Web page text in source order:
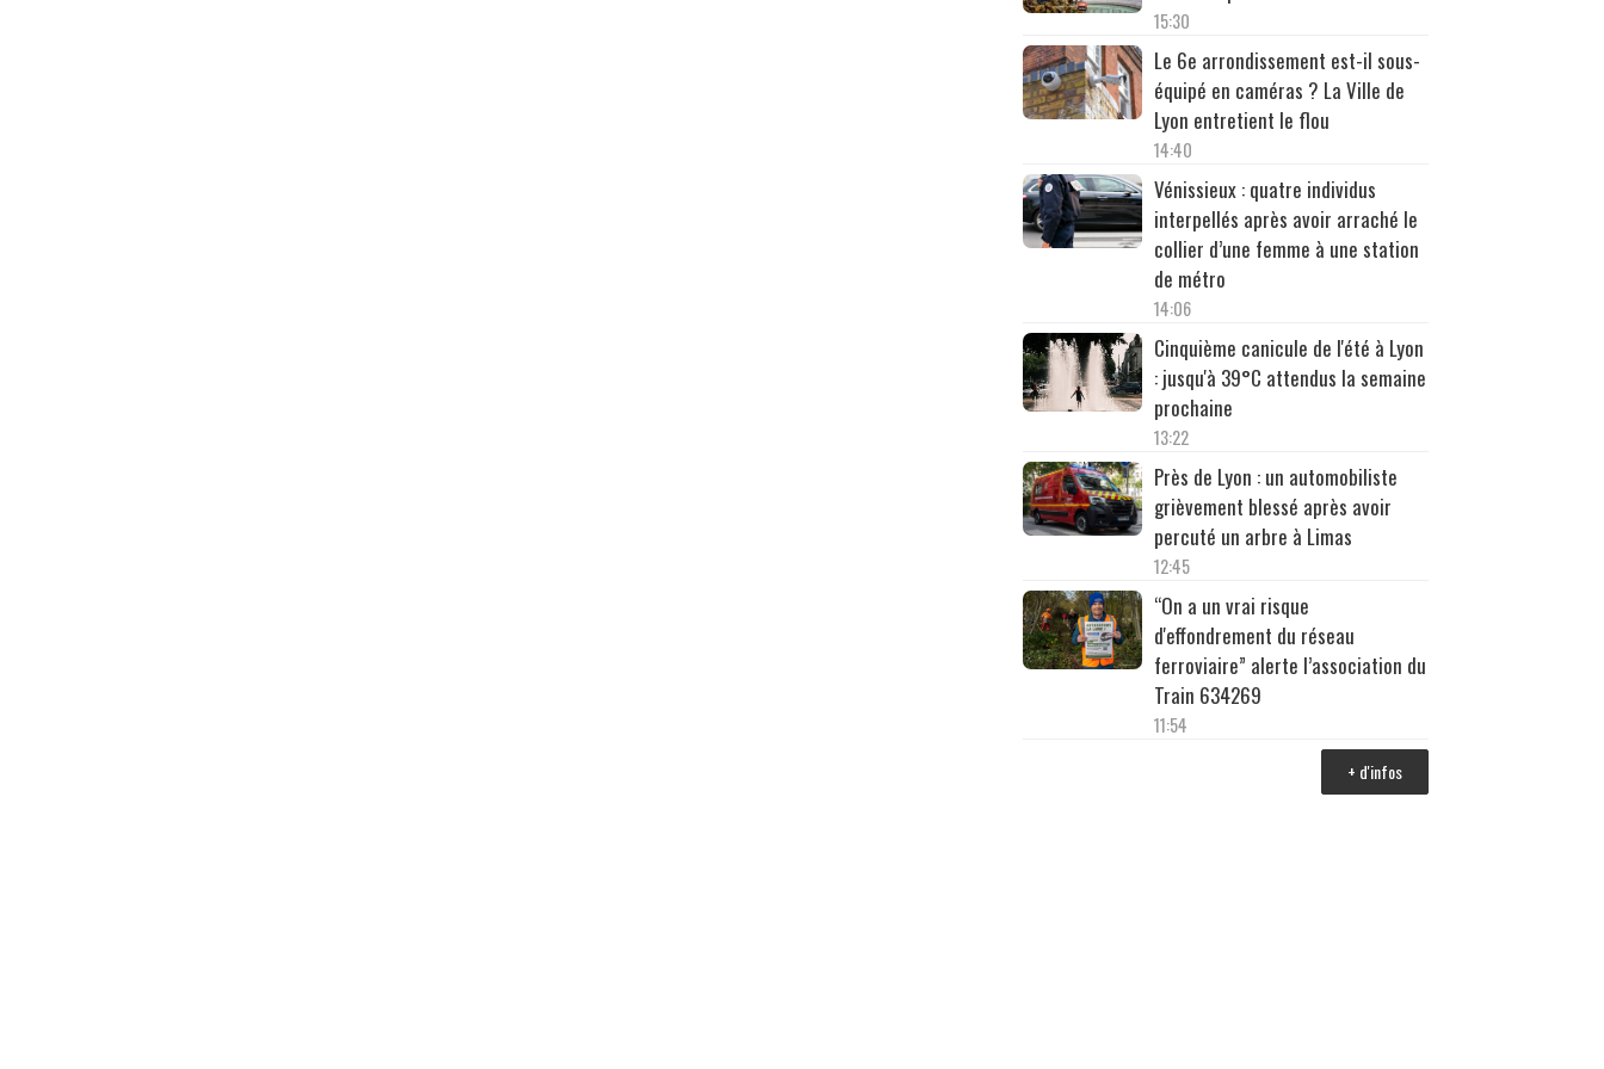
15:30
Le 6e arrondissement est-il sous-
équipé en caméras ? La Ville de
Lyon entretient le flou
14:40
Vénissieux : quatre individus
interpellés après avoir arraché le
collier d’une femme à une station
de métro
14:06
Cinquième canicule de l'été à Lyon
: jusqu'à 39°C attendus la semaine
prochaine
13:22
Près de Lyon : un automobiliste
grièvement blessé après avoir
percuté un arbre à Limas
12:45
“On a un vrai risque
d'effondrement du réseau
ferroviaire” alerte l’association du
Train 634269
11:54
+ d'infos